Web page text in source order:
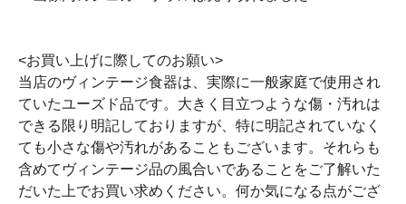
<お買い上げに際してのお願い>
当店のヴィンテージ食器は、実際に一般家庭で使用され
ていたユーズド品です。大きく目立つような傷・汚れは
できる限り明記しておりますが、特に明記されていなく
ても小さな傷や汚れがあることもございます。それらも
含めてヴィンテージ品の風合いであることをご了解いた
だいた上でお買い求めください。何か気になる点がござ